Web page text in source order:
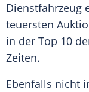
Dienstfahrzeug
teuersten
in der Top 10
Zeiten.
Ebenfalls nicht